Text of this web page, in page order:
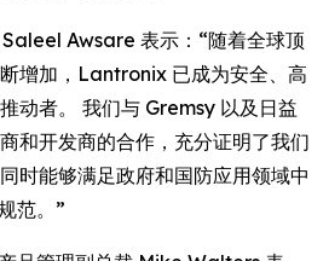
Awsare 表示：“随着全球顶
增加，Lantronix 已成为安全、高
动者。 我们与 Gremsy 以及日益
和开发商的合作，充分证明了我们
时能够满足政府和国防应用领域中
范。”